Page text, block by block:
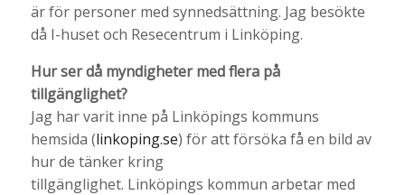
är för personer med synnedsättning. Jag besökte
då I-huset och Resecentrum i Linköping.
Hur ser då myndigheter med flera på
tillgänglighet?
Jag har varit inne på Linköpings kommuns
hemsida (linkoping.se) för att försöka få en bild av
hur de tänker kring
tillgänglighet. Linköpings kommun arbetar med